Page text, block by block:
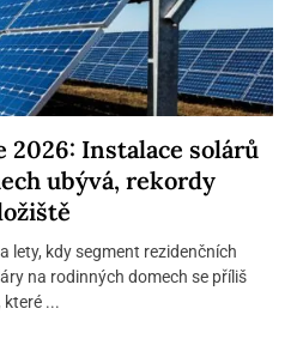
2026: Instalace solárů
ubývá, rekordy
lety, kdy segment rezidenčních
na rodinných domech se příliš
které ...